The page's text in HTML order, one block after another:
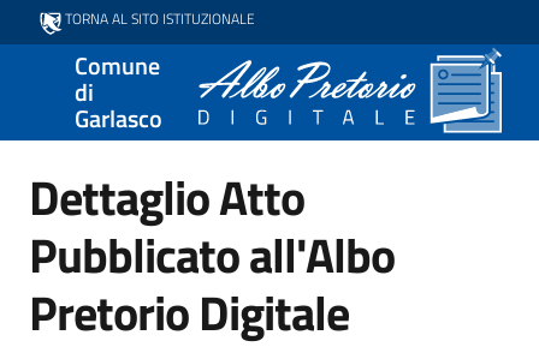
TORNA AL SITO ISTITUZIONALE
Comune
di
Garlasco
Dettaglio Atto
Pubblicato all'Albo
Pretorio Digitale